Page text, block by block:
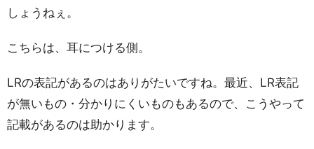
しょうねぇ。
こちらは、耳につける側。
LRの表記があるのはありがたいですね。最近、LR表記
が無いもの・分かりにくいものもあるので、こうやって
記載があるのは助かります。